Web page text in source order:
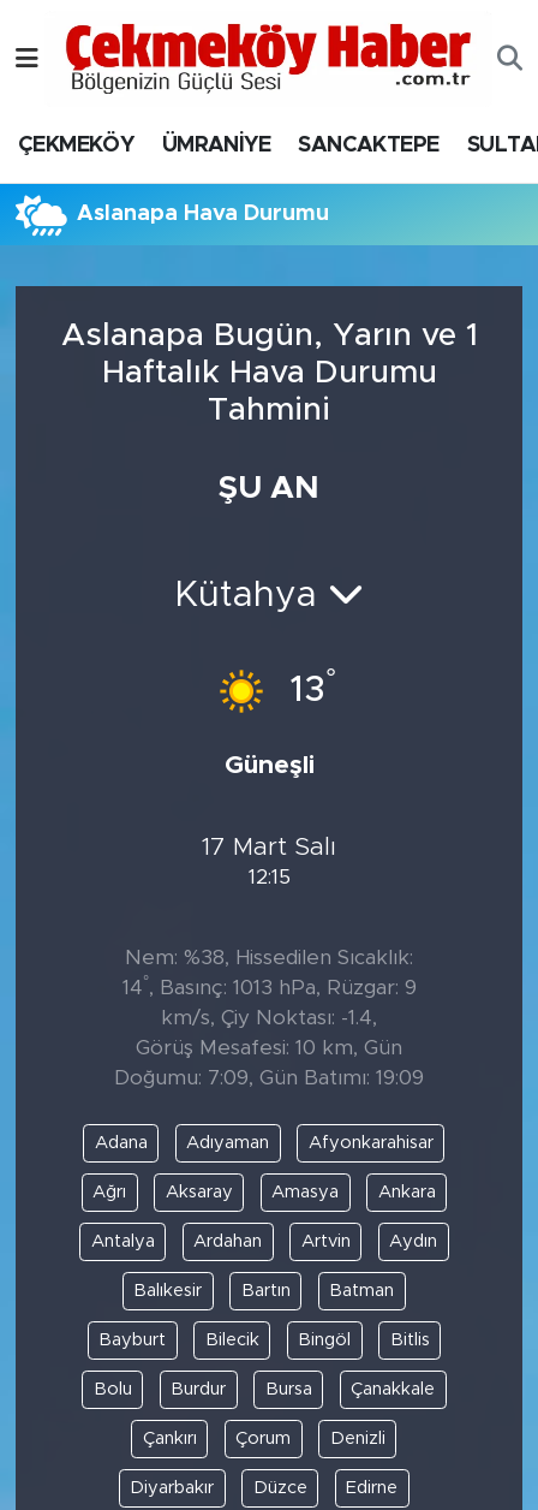
ÇEKMEKÖY ÜMRANİYE SANCAKTEPE
Aslanapa Hava Durumu
Aslanapa Bugün, Yarın ve 1
Haftalık Hava Durumu
Tahmini
ŞU AN
Kütahya
13°
Güneşli
17 Mart Salı
12:15
Nem: %38, Hissedilen Sıcaklık:
14°, Basınç: 1013 hPa, Rüzgar: 9
km/s, Çiy Noktası: -1.4,
Görüş Mesafesi: 10 km, Gün
Doğumu: 7:09, Gün Batımı: 19:09
Adana Adıyaman Afyonkarahisar
Ağrı Aksaray Amasya Ankara
Antalya Ardahan Artvin Aydın
Balıkesir Bartın Batman
Bayburt Bilecik Bingöl Bitlis
Bolu Burdur Bursa Çanakkale
Çankırı Çorum Denizli
Diyarbakır Düzce Edirne
Nöbetçi Eczaneler
Hava Durumu
Namaz Vakitleri
Süper Lig Puan Durumu ve Fikstür
Tüm Manşetler